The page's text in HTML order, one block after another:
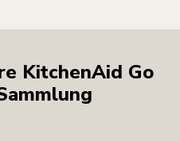
KitchenAid Go